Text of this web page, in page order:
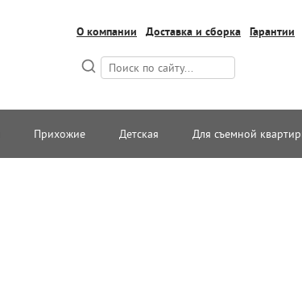
О компании Доставка и сборка Гарантии
Прихожие Детская Для съемной